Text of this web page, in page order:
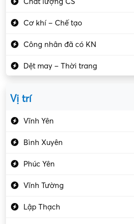
Cơ khí – Chế tạo
Công nhân đã có KN
Dệt may – Thời trang
Vị trí
Vĩnh Yên
Bình Xuyên
Phúc Yên
Vĩnh Tường
Lập Thạch